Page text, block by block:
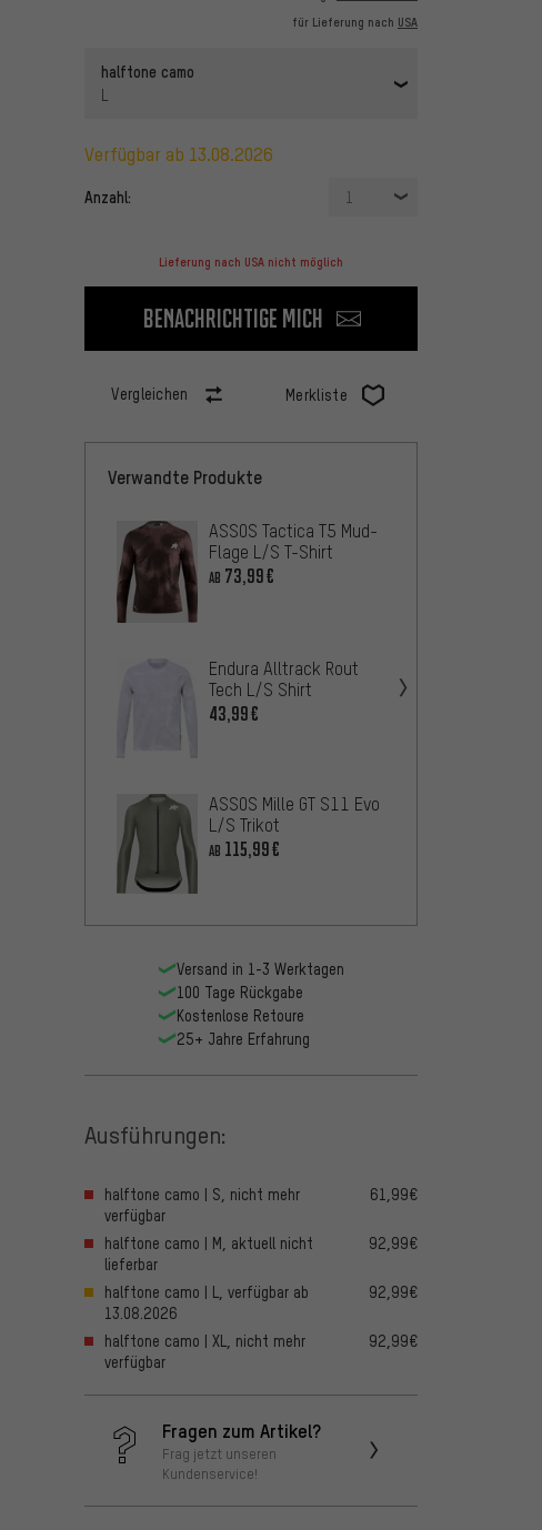
für Lieferung nach USA
halftone camo
L
verfügbar ab 13.08.2026
Anzahl: 1
Lieferung nach USA nicht möglich
Benachrichtige mich
Vergleichen Merkliste
Verwandte Produkte
ASSOS Tactica T5 Mud-
Flage L/S T-Shirt
AB 73,99€
Endura Alltrack Rout
Tech L/S Shirt
43,99€
ASSOS Mille GT S11 Evo
L/S Trikot
AB 115,99€
Versand in 1-3 Werktagen
100 Tage Rückgabe
Kostenlose Retoure
25+ Jahre Erfahrung
Ausführungen:
halftone camo | S, nicht mehr
verfügbar
61,99€
halftone camo | M, aktuell nicht
lieferbar
92,99€
halftone camo | L, verfügbar ab
13.08.2026
92,99€
halftone camo | XL, nicht mehr
verfügbar
92,99€
Fragen zum Artikel?
Frag jetzt unseren
Kundenservice!